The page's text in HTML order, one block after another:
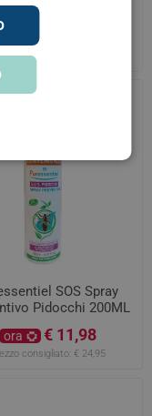
10 Fiale Anticaduta
consigliato:
SOS Spray
Pidocchi 200ML
ora € 11,98
consigliato: € 24,95